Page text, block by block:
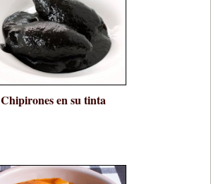
Chipirones en su tinta